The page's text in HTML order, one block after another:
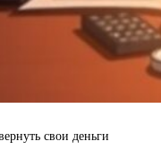
свои деньги